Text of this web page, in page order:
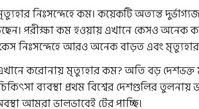
নিঃসন্দেহে কম। কয়েকটি অত্যন্ত
পরীক্ষা কম হওয়ায় এখানে কেসও অনেক
নিঃসন্দেহে আরও অনেক বাড়ত এবং
করোনায় মৃত্যুহার কম? অতি বড় দেশভক্ত
ব্যবস্থা প্রথম বিশ্বের দেশগুলির
আমরা ভালভাবেই টের পাচ্ছি।